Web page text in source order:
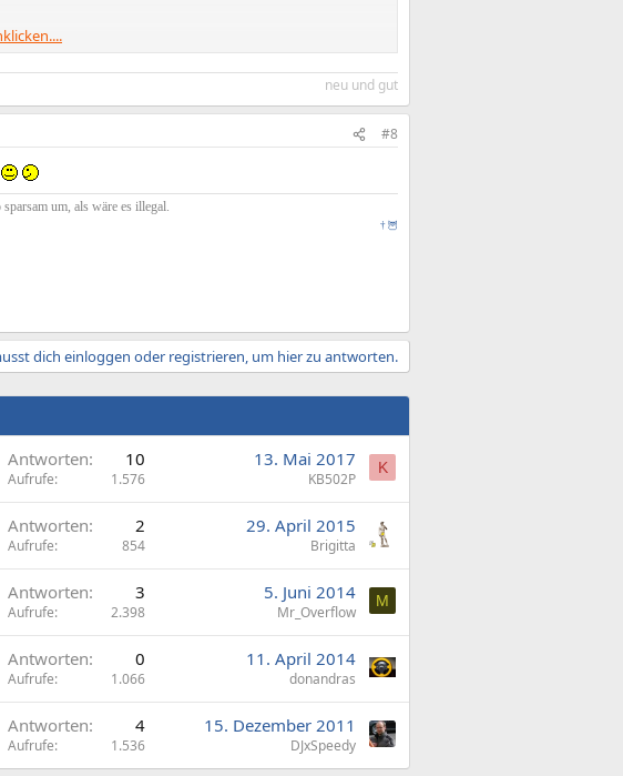
gelöst
neu und gut
#8
um, als wäre es illegal.
† 🦉
dich einloggen oder registrieren, um hier zu antworten.
Antworten 10
Aufrufe 1.576
13. Mai 2017
KB502P
K
Antworten 2
Aufrufe 854
29. April 2015
Brigitta
Antworten 3
Aufrufe 2.398
5. Juni 2014
Mr_Overflow
M
Antworten 0
Aufrufe 1.066
11. April 2014
donandras
Antworten 4
Aufrufe 1.536
15. Dezember 2011
DJxSpeedy